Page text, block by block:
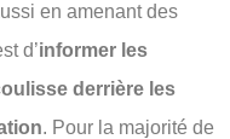
en amenant des
d’informer les
derrière les
. Pour la majorité de